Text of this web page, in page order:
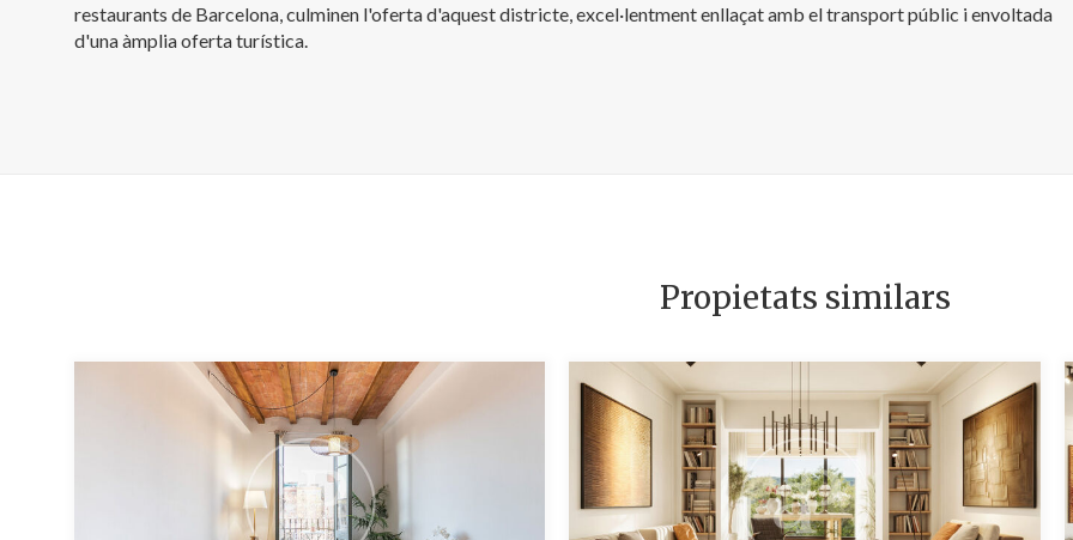
restaurants de Barcelona, culminen l'oferta d'aquest districte, excel·lentment enllaçat amb el transport públic i envoltada
d'una àmplia oferta turística.
Propietats similars